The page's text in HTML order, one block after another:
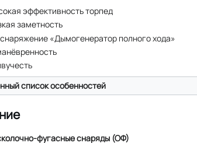
эффективность торпед
заметность
«Дымогенератор полного хода»
список особенностей
фугасные снаряды (ОФ)